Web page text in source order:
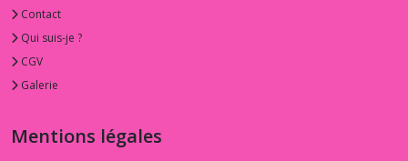
Contact
Qui suis-je ?
CGV
Galerie
Mentions légales